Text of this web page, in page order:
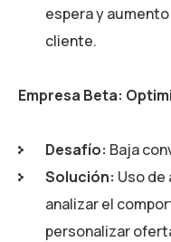
espera y
cliente.
Empresa Beta:
Desafío: Baja
Solución: Uso
analizar el
personalizar